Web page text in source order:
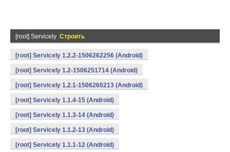
[root] Servicely Строить
[root] Servicely 1.2.2-1506262256 (Android)
[root] Servicely 1.2-1506251714 (Android)
[root] Servicely 1.2.1-1506260213 (Android)
[root] Servicely 1.1.4-15 (Android)
[root] Servicely 1.1.3-14 (Android)
[root] Servicely 1.1.2-13 (Android)
[root] Servicely 1.1.1-12 (Android)